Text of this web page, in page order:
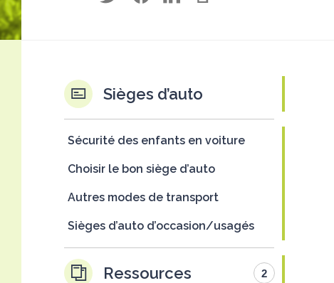
Sièges d’auto
Sécurité des enfants en voiture
Choisir le bon siège d’auto
Autres modes de transport
Sièges d’auto d’occasion/usagés
Ressources 2